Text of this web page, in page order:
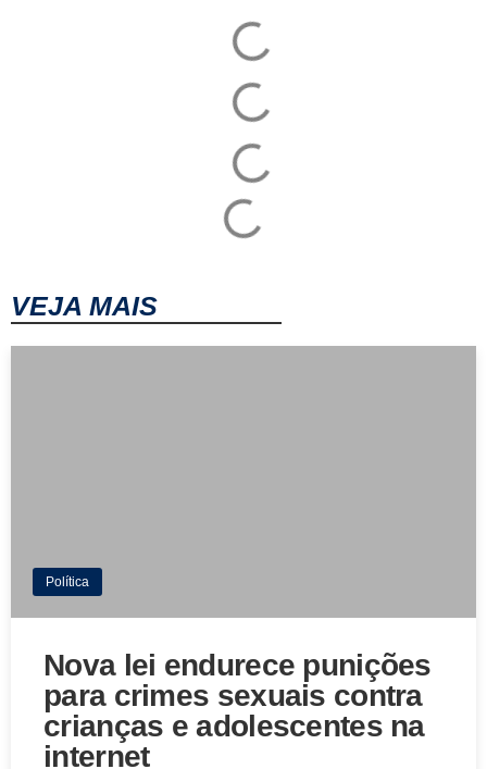
VEJA MAIS
Política
Nova lei endurece punições
para crimes sexuais contra
crianças e adolescentes na
internet